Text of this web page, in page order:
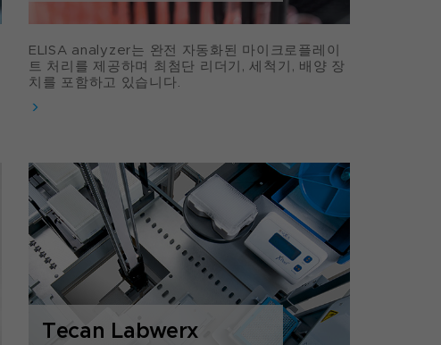
ELISA analyzer는 완전 자동화된 마이크로플레이
트 처리를 제공하며 최첨단 리더기, 세척기, 배양 장
치를 포함하고 있습니다.
Tecan Labwerx